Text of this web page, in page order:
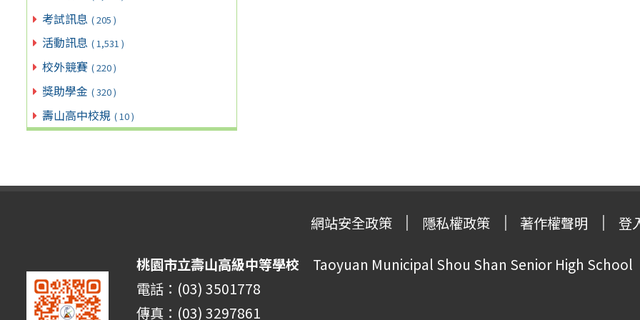
考試訊息 ( 205 )
活動訊息 ( 1,531 )
校外競賽 ( 220 )
獎助學金 ( 320 )
壽山高中校規 ( 10 )
網站安全政策 隱私權政策 著作權聲明 登
桃園市立壽山高級中等學校 Taoyuan Municipal Shou Shan Senior High School
電話：(03) 3501778
傳真：(03) 3297861